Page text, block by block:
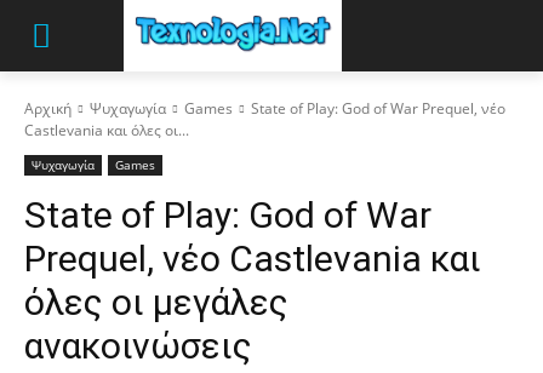
Αρχική Ψυχαγωγία Games
State of Play: God of War Prequel, νέο
Castlevania και όλες οι...
Ψυχαγωγία Games
State of Play: God of War
Prequel, νέο Castlevania και
όλες οι μεγάλες
ανακοινώσεις